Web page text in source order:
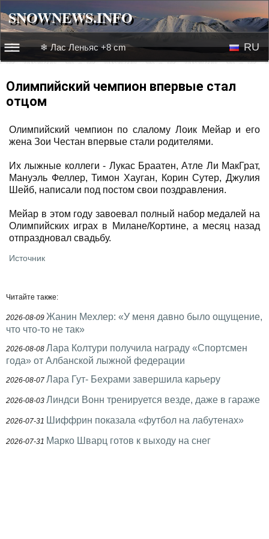
SNOWNEWS.INFO
☰☰
Веб-камеры
Лыжное видео
❄ Лас Леньяс +8 cm RU
Олимпийский чемпион впервые стал
отцом
Олимпийский чемпион по слалому Лоик Мейар и его
жена Зои Честан впервые стали родителями.
Их лыжные коллеги - Лукас Браатен, Атле Ли МакГрат,
Мануэль Феллер, Тимон Хауган, Корин Сутер, Джулия
Шейб, написали под постом свои поздравления.
Мейар в этом году завоевал полный набор медалей на
Олимпийских играх в Милане/Кортине, а месяц назад
отпраздновал свадьбу.
Источник
Читайте также:
2026-08-09 Жанин Мехлер: «У меня давно было ощущение,
что что-то не так»
2026-08-08 Лара Колтури получила награду «Спортсмен
года» от Албанской лыжной федерации
2026-08-07 Лара Гут- Бехрами завершила карьеру
2026-08-03 Линдси Вонн тренируется везде, даже в гараже
2026-07-31 Шиффрин показала «футбол на лабутенах»
2026-07-31 Марко Шварц готов к выходу на снег